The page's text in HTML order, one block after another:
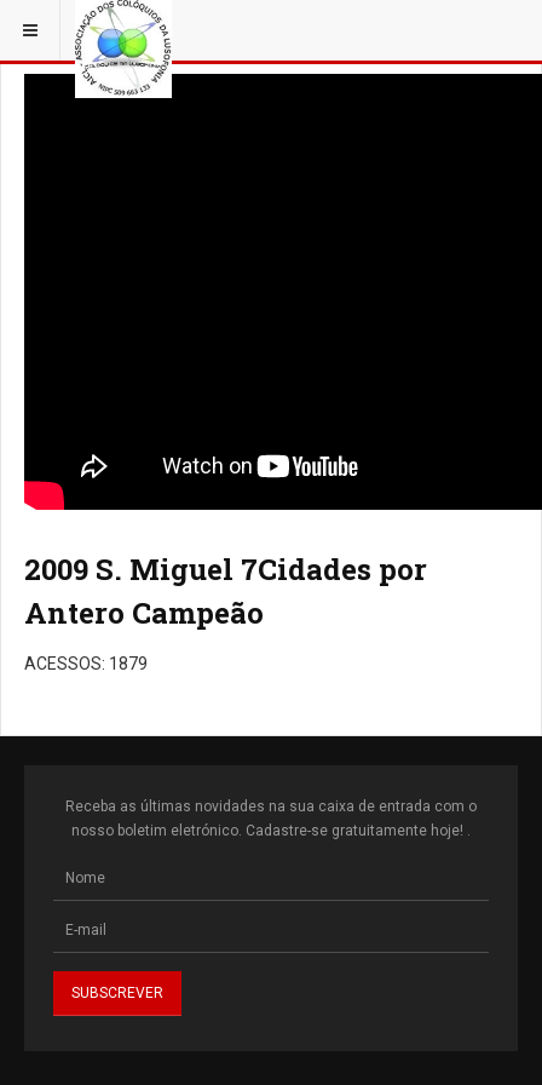
ESTÁ EM... AÇORFILM
2009 S. Miguel 7Cidades por
Antero Campeão
ACESSOS: 1879
Receba as últimas novidades na sua caixa de entrada com o
nosso boletim eletrónico. Cadastre-se gratuitamente hoje! .